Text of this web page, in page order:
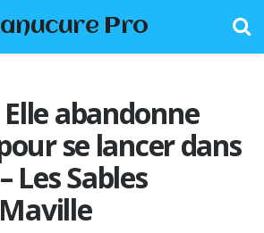
Pro
abandonne
se lancer dans
Les Sables